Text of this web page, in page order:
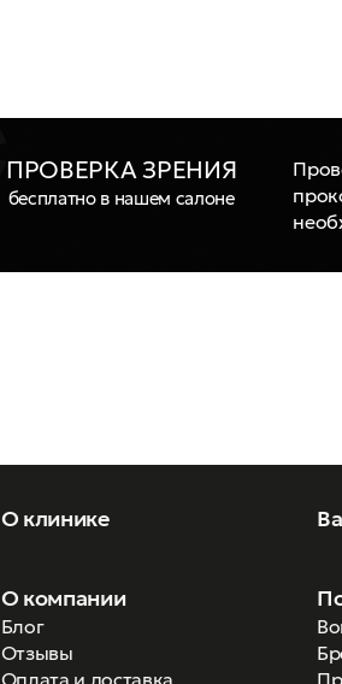
ПРОВЕРКА ЗРЕНИЯ
бесплатно в нашем салоне
О клинике
О компании
Блог
Отзывы
Оплата и доставка